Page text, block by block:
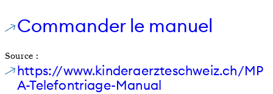
Commander le manuel
Source :
https://www.kinderaerzteschweiz.ch/MP
A-Telefontriage-Manual